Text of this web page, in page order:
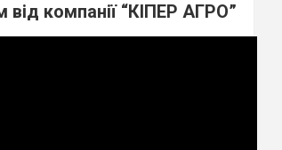
від компанії “КІПЕР АГРО”